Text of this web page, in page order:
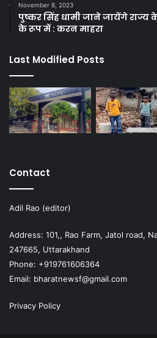
November 8, 2023
पुष्कर सिंह धामी जाने जायेंगे राज्य
के रूप में : करन माहरा
Last Modified Posts
Contact
Adil Rao (editor)
Address: 101,, Rao Farm, Jatol road,
247665, Uttarakhand
Phone: +919761606364
Email: bharatnewsf@gmail.com
Privacy Policy